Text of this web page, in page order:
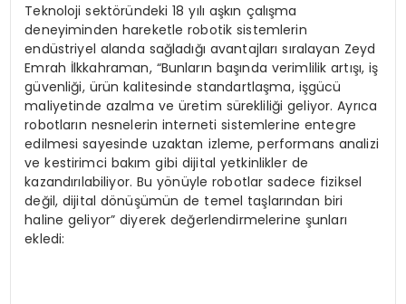
Teknoloji sektöründeki 18 yılı aşkın çalışma
deneyiminden hareketle robotik sistemlerin
endüstriyel alanda sağladığı avantajları sıralayan Zeyd
Emrah İlkkahraman, “Bunların başında verimlilik artışı, iş
güvenliği, ürün kalitesinde standartlaşma, işgücü
maliyetinde azalma ve üretim sürekliliği geliyor. Ayrıca
robotların nesnelerin interneti sistemlerine entegre
edilmesi sayesinde uzaktan izleme, performans analizi
ve kestirimci bakım gibi dijital yetkinlikler de
kazandırılabiliyor. Bu yönüyle robotlar sadece fiziksel
değil, dijital dönüşümün de temel taşlarından biri
haline geliyor” diyerek değerlendirmelerine şunları
ekledi: